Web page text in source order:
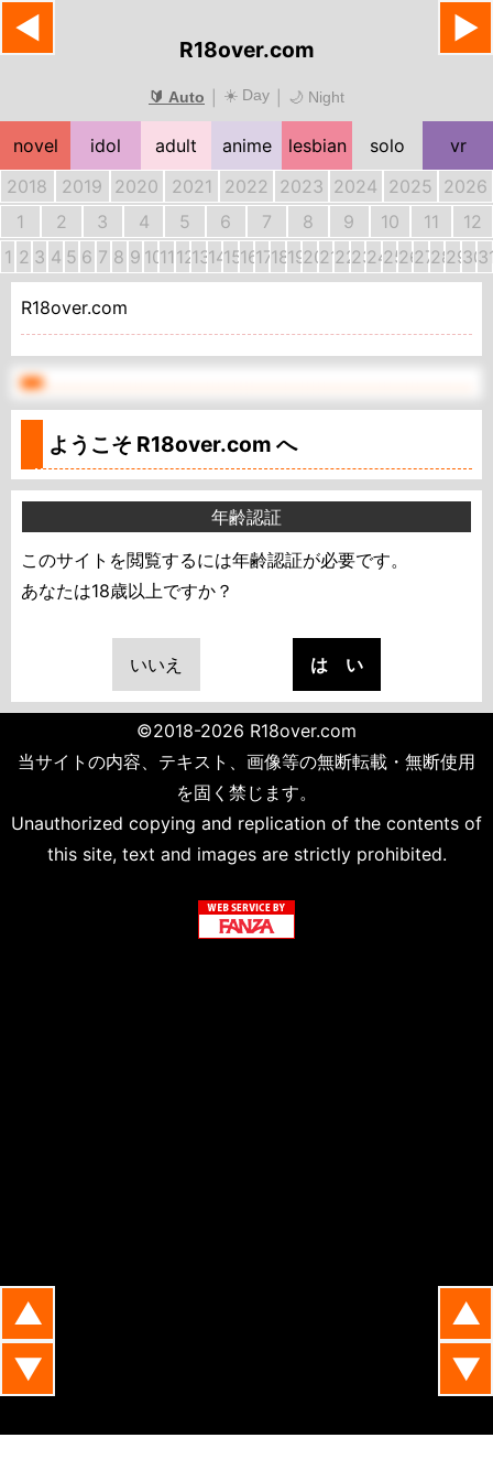
R18over.com
🔰 Auto ☀️ Day 🌙 Night
novel idol adult anime lesbian solo
vr
2018
2019 2020 2021 2022 2023 2024 2025 2026
1
2 3 4 5 6 7 8 9 10 11
12
1 2 3 4 5 6 7 8 9 1011 12131415161718192021222324252627282930
R18over.com
ようこそ R18over.com へ
年齢認証
このサイトを閲覧するには年齢認証が必要です。
あなたは18歳以上ですか？
いいえ は い
©2018-2026 R18over.com
当サイトの内容、テキスト、画像等の無断転載・無断使用
を固く禁じます。
Unauthorized copying and replication of the contents of
this site, text and images are strictly prohibited.
◀ ▶
▲
▲
▼
▼